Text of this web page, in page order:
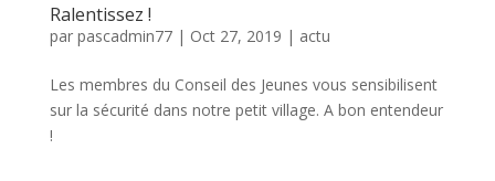
Ralentissez !
par pascadmin77| Oct 27, 2019 | actu
Les membres du Conseil des Jeunes vous sensibilisent
sur la sécurité dans notre petit village. A bon entendeur
!